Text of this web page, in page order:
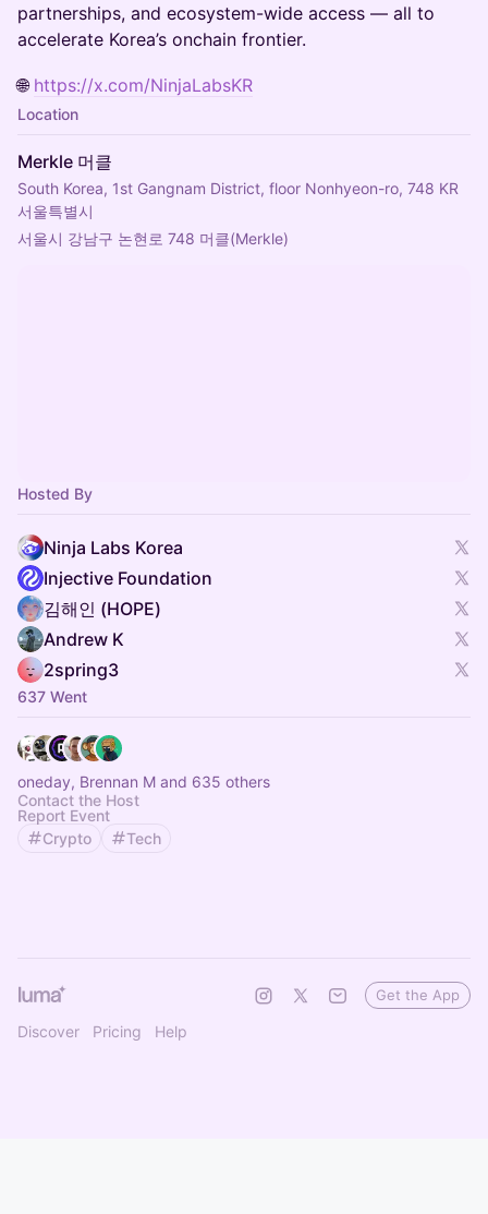
partnerships, and ecosystem-wide access — all to
accelerate Korea’s onchain frontier.
🌐 https://x.com/NinjaLabsKR
Location
Merkle 머클
South Korea, 1st Gangnam District, floor Nonhyeon-ro, 748 KR
서울특별시
서울시 강남구 논현로 748 머클(Merkle)
Hosted By
Ninja Labs Korea
Injective Foundation
김해인 (HOPE)
Andrew K
2spring3
637 Went
oneday, Brennan M and 635 others
Contact the Host
Report Event
Crypto
Tech
Discover Pricing Help
Get the App